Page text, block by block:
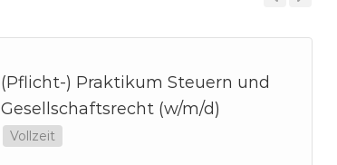
(Pflicht-) Praktikum Steuern und
Gesellschaftsrecht (w/m/d)
Vollzeit